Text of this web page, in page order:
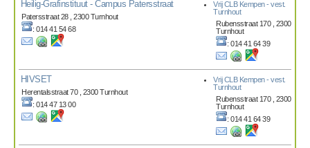
Heilig-Grafinstituut - Campus Patersstraat
Patersstraat 28 , 2300 Turnhout
: 014 41 54 68
Vrij CLB Kempen - vest.
Turnhout
Rubensstraat 170 , 2300
Turnhout
: 014 41 64 39
HIVSET
Herentalsstraat 70 , 2300 Turnhout
: 014 47 13 00
Vrij CLB Kempen - vest.
Turnhout
Rubensstraat 170 , 2300
Turnhout
: 014 41 64 39